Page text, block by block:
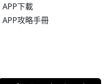
APP下載
APP攻略手冊